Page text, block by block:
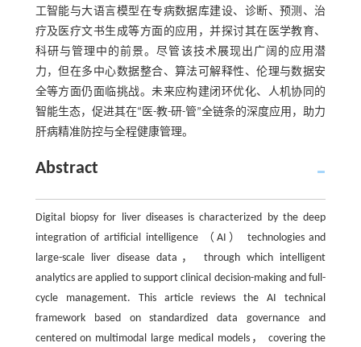
工智能与大语言模型在专病数据库建设、诊断、预测、治
疗及医疗文书生成等方面的应用，并探讨其在医学教育、
科研与管理中的前景。尽管该技术展现出广阔的应用潜
力，但在多中心数据整合、算法可解释性、伦理与数据安
全等方面仍面临挑战。未来应构建闭环优化、人机协同的
智能生态，促进其在“医-教-研-管”全链条的深度应用，助力
肝病精准防控与全程健康管理。
Abstract
Digital biopsy for liver diseases is characterized by the deep
integration of artificial intelligence （AI） technologies and
large-scale liver disease data， through which intelligent
analytics are applied to support clinical decision-making and full-
cycle management. This article reviews the AI technical
framework based on standardized data governance and
centered on multimodal large medical models， covering the